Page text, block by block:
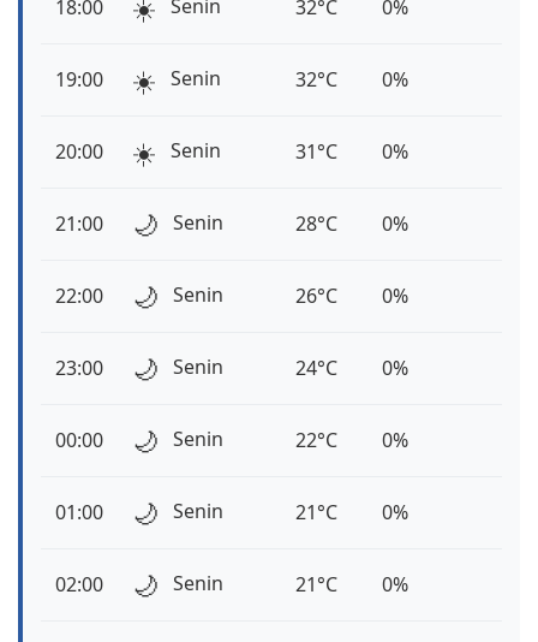
18:00 ☀️ Senin 32°C 0%
19:00 ☀️ Senin 32°C 0%
20:00 ☀️ Senin 31°C 0%
21:00 🌙 Senin 28°C 0%
22:00 🌙 Senin 26°C 0%
23:00 🌙 Senin 24°C 0%
00:00 🌙 Senin 22°C 0%
01:00 🌙 Senin 21°C 0%
02:00 🌙 Senin 21°C 0%